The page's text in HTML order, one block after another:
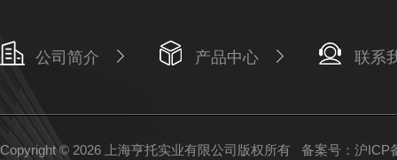
公司简介 产品中心 联系
Copyright © 2026 上海亨托实业有限公司版权所有 备案号：沪ICP